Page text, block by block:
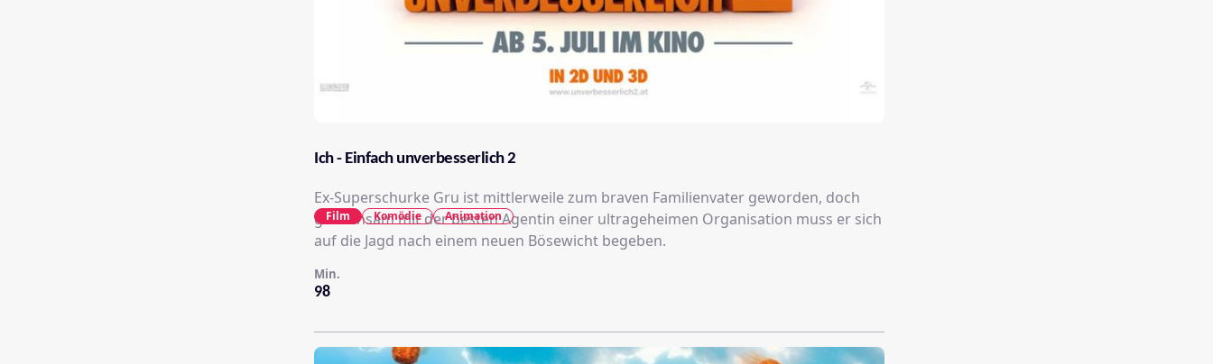
Ich - Einfach unverbesserlich 2
Ex-Superschurke Gru ist mittlerweile zum braven Familienvater geworden, doch
gemeinsam mit der besten Agentin einer ultrageheimen Organisation muss er sich
auf die Jagd nach einem neuen Bösewicht begeben.
98
Min.
Film Komödie Animation